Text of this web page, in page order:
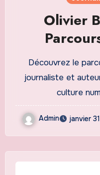
Olivier
Numérique
Découvrez le
journaliste et
culture
Admin janvier